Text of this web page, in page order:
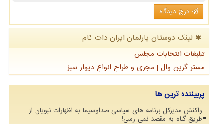
درج دیدگاه
لینک دوستان پارلمان ایران دات كام
تبلیغات انتخابات مجلس
مستر گرین وال | مجری و طراح انواع دیوار سبز
پربیننده ترین ها
واکنش مدیرکل برنامه های سیاسی صداوسیما به اظهارات نبویان از
طریق گناه به مقصد نمی رسی!